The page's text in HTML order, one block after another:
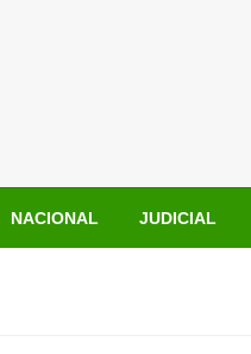
NACIONAL JUDICIAL